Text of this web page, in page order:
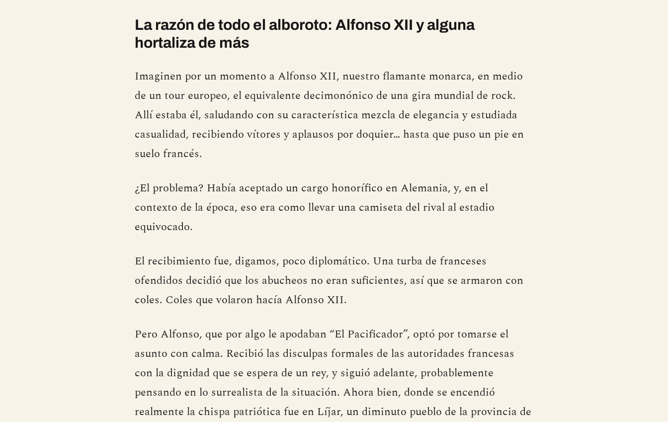
La razón de todo el alboroto: Alfonso XII y alguna
hortaliza de más
Imaginen por un momento a Alfonso XII, nuestro flamante monarca, en medio
de un tour europeo, el equivalente decimonónico de una gira mundial de rock.
Allí estaba él, saludando con su característica mezcla de elegancia y estudiada
casualidad, recibiendo vítores y aplausos por doquier… hasta que puso un pie en
suelo francés.
¿El problema? Había aceptado un cargo honorífico en Alemania, y, en el
contexto de la época, eso era como llevar una camiseta del rival al estadio
equivocado.
El recibimiento fue, digamos, poco diplomático. Una turba de franceses
ofendidos decidió que los abucheos no eran suficientes, así que se armaron con
coles. Coles que volaron hacía Alfonso XII.
Pero Alfonso, que por algo le apodaban “El Pacificador”, optó por tomarse el
asunto con calma. Recibió las disculpas formales de las autoridades francesas
con la dignidad que se espera de un rey, y siguió adelante, probablemente
pensando en lo surrealista de la situación. Ahora bien, donde se encendió
realmente la chispa patriótica fue en Líjar, un diminuto pueblo de la provincia de